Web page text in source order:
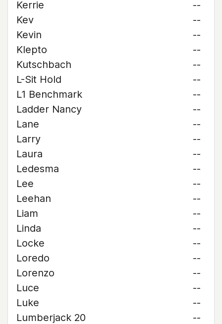
Kerrie
--
Kev
--
Kevin
--
Klepto
--
Kutschbach
--
L-Sit Hold
--
L1 Benchmark
--
Ladder Nancy
--
Lane
--
Larry
--
Laura
--
Ledesma
--
Lee
--
Leehan
--
Liam
--
Linda
--
Locke
--
Loredo
--
Lorenzo
--
Luce
--
Luke
--
Lumberjack 20
--